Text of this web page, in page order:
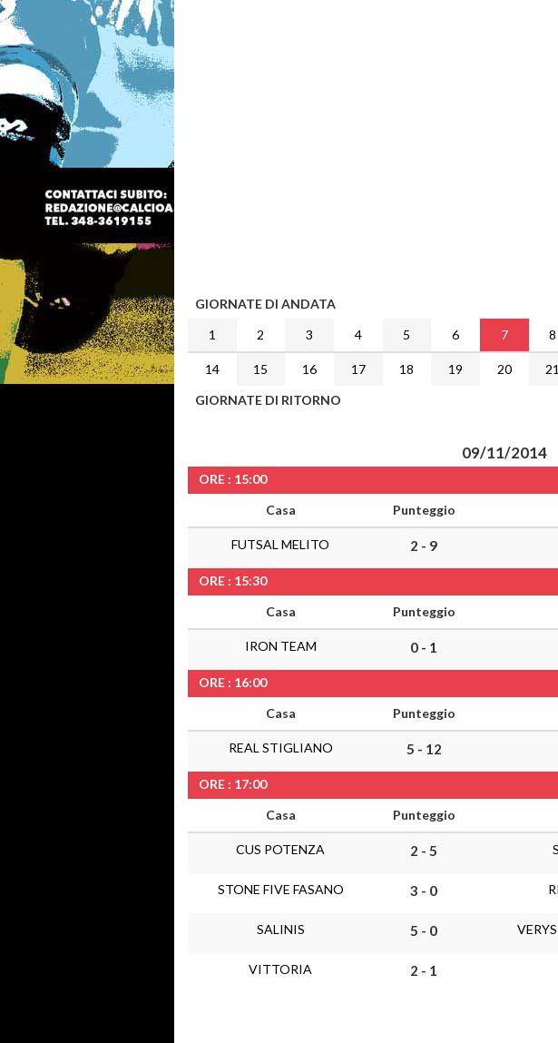
GIORNATE DI ANDATA
1
2 3 4 5 6 7 8
14 15 16 17 18 19 20 21
GIORNATE DI RITORNO
09/11/2014
ORE : 15:00
Casa
Punteggio
FUTSAL MELITO 2 - 9
ORE : 15:30
Casa
Punteggio
IRON TEAM 0 - 1
ORE : 16:00
Casa
Punteggio
REAL STIGLIANO 5 - 12
ORE : 17:00
Casa
Punteggio
CUS POTENZA 2 - 5
STONE FIVE FASANO 3 - 0
SALINIS 5 - 0
VITTORIA 2 - 1